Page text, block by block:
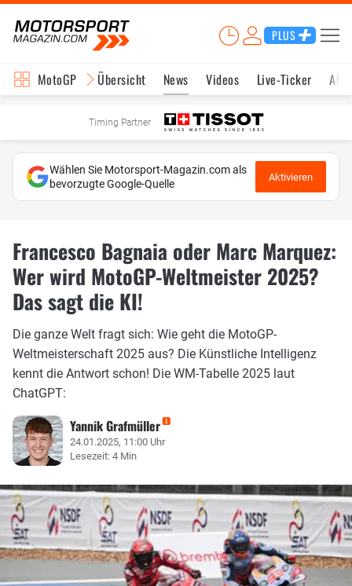
PLUS
MotoGP Übersicht News Videos Live-Ticker
Timing Partner
Wählen Sie Motorsport-Magazin.com als
bevorzugte Google-Quelle
Aktivieren
Francesco Bagnaia oder Marc Marquez:
Wer wird MotoGP-Weltmeister 2025?
Das sagt die KI!
Die ganze Welt fragt sich: Wie geht die MotoGP-
Weltmeisterschaft 2025 aus? Die Künstliche Intelligenz
kennt die Antwort schon! Die WM-Tabelle 2025 laut
ChatGPT:
Yannik Grafmüller
24.01.2025, 11:00 Uhr
Lesezeit: 4 Min